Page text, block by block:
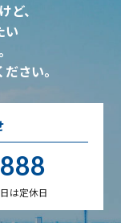
ど、
い
さい。
は定休日